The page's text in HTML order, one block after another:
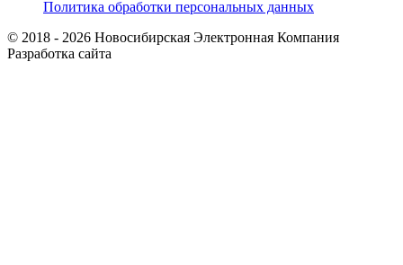
Политика обработки персональных данных
© 2018 - 2026 Новосибирская Электронная Компания
Разработка сайта